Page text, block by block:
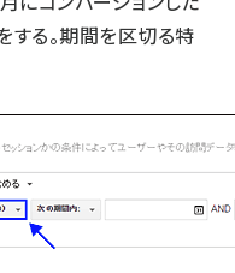
する。期間を区切る特